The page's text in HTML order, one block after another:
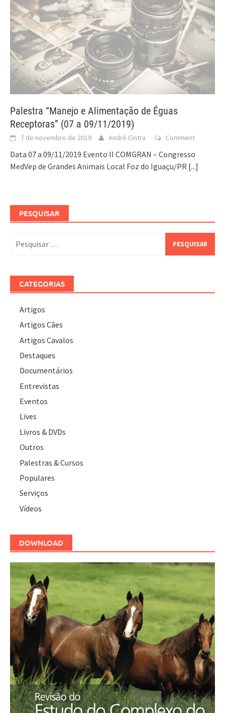
Palestra “Manejo e Alimentação de Éguas
Receptoras” (07 a 09/11/2019)
7 de novembro de 2019 André Cintra Comment
Data 07 a 09/11/2019 Evento II COMGRAN – Congresso
MedVep de Grandes Animais Local Foz do Iguaçu/PR [...]
PESQUISAR
por:
CATEGORIAS
Artigos
Artigos Cães
Artigos Cavalos
Destaques
Documentários
Entrevistas
Eventos
Lives
Livros & DVDs
Outros
Palestras & Cursos
Populares
Serviços
Vídeos
DOWNLOAD